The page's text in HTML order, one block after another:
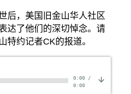
后，美国旧金山华人社区
达了他们的深切悼念。请
特约记者CK的报道。
0:00/
0:00